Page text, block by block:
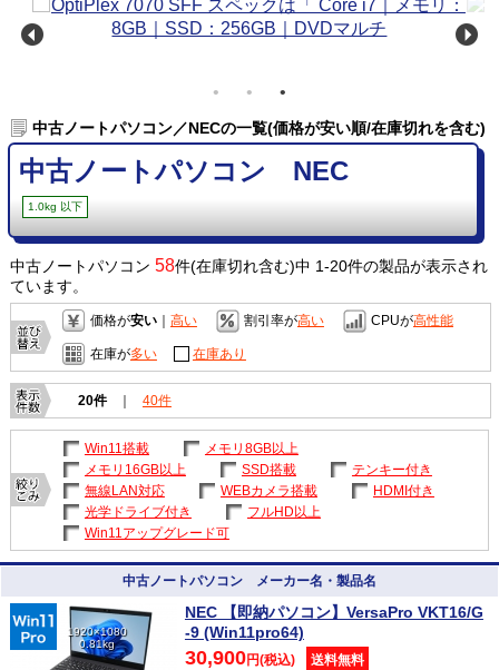
中古ノートパソコン／NECの一覧(価格が安い順/在庫切れを含む)
中古ノートパソコン NEC
1.0kg 以下
中古ノートパソコン 58件(在庫切れ含む)中 1-20件の製品が表示され
ています。
価格が安い｜ 高い 割引率が高い CPUが高性能
在庫が多い 在庫あり
20件 ｜ 40件
Win11搭載
メモリ8GB以上
メモリ16GB以上
SSD搭載
テンキー付き
無線LAN対応
WEBカメラ搭載
HDMI付き
光学ドライブ付き
フルHD以上
Win11アップグレード可
中古ノートパソコン メーカー名・製品名
1920×1080
0.81kg
NEC 【即納パソコン】VersaPro VKT16/G
-9 (Win11pro64)
30,900円(税込) 送料無料